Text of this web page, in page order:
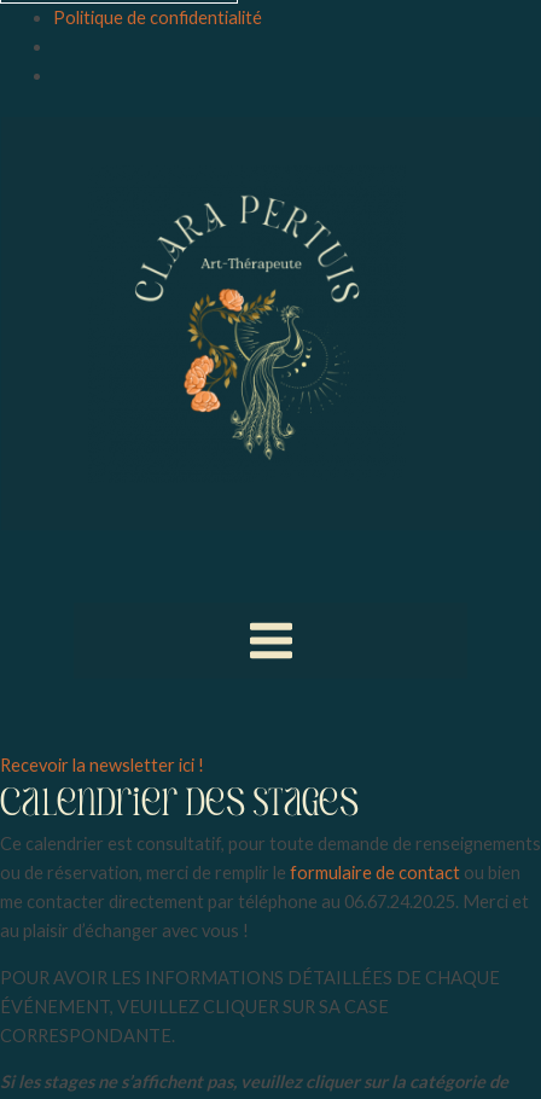
Politique de confidentialité
Main
Recevoir la newsletter ici !
Calendrier deS stageS
Ce calendrier est consultatif, pour toute demande de renseignements
ou de réservation, merci de remplir le formulaire de contact ou bien
me contacter directement par téléphone au 06.67.24.20.25. Merci et
au plaisir d’échanger avec vous !
POUR AVOIR LES INFORMATIONS DÉTAILLÉES DE CHAQUE
ÉVÉNEMENT, VEUILLEZ CLIQUER SUR SA CASE
CORRESPONDANTE.
Si les stages ne s’affichent pas, veuillez cliquer sur la catégorie de